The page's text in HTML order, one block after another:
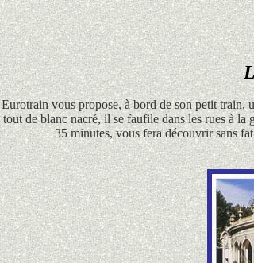
Eurotrainvous propose, à bord de sonpetit train,
tout de blanc nacré, il se faufile dans les rues à la
35 minutes, vous fera découvrir sans